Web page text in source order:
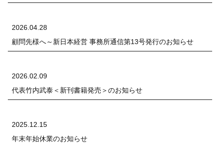
2026.04.28
顧問先様へ～新日本経営 事務所通信第13号発行のお知らせ
2026.02.09
代表竹内武泰＜新刊書籍発売＞のお知らせ
2025.12.15
年末年始休業のお知らせ